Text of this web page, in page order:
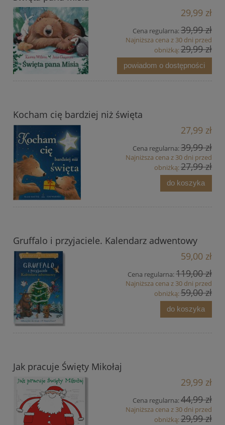
29,99 zł
Cena regularna:39,99 zł
Najniższa cena z 30 dni przed
obniżką:29,99 zł
powiadom o dostępności
Kocham cię bardziej niż święta
27,99 zł
Cena regularna:39,99 zł
Najniższa cena z 30 dni przed
obniżką:27,99 zł
do koszyka
Gruffalo i przyjaciele. Kalendarz adwentowy
59,00 zł
Cena regularna:119,00 zł
Najniższa cena z 30 dni przed
obniżką:59,00 zł
do koszyka
Jak pracuje Święty Mikołaj
29,99 zł
Cena regularna:44,99 zł
Najniższa cena z 30 dni przed
obniżką:29,99 zł